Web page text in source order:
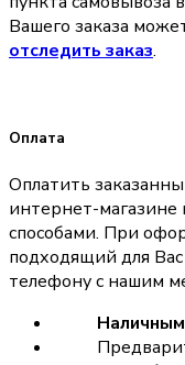
Вашего заказа
отследить заказ.
Оплата
Оплатить
интернет-
способами. При
подходящий для
телефону с нашим